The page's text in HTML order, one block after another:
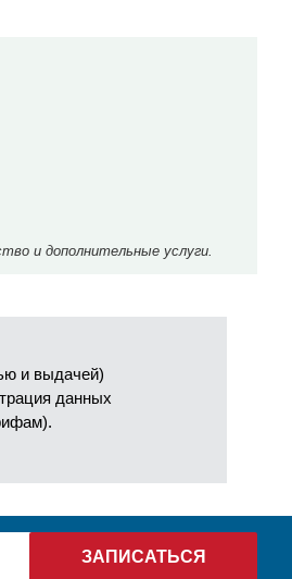
и дополнительные услуги.
и выдачей)
данных